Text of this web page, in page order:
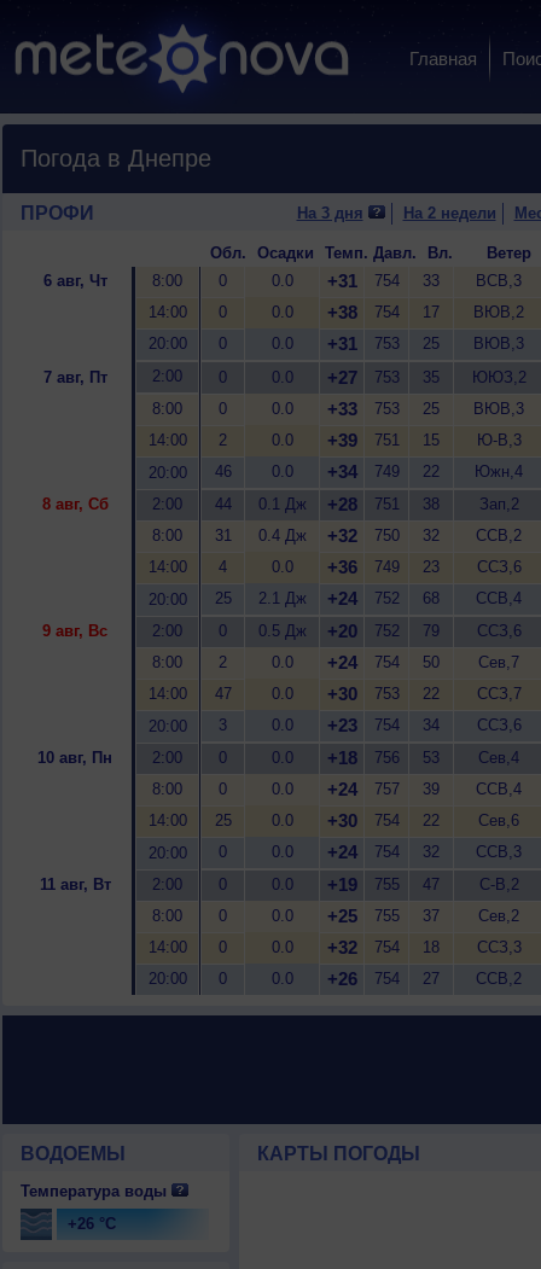
Главная
Погода в Днепре
ПРОФИ На 3 дня На 2 недели
Обл. Осадки Темп. Давл. Вл.
Ветер
6 авг, Чт
8:00 0 0.0 +31 754 33
ВСВ,3
14:00
0 0.0 +38 754 17
ВЮВ,2
20:00
0 0.0 +31 753 25
ВЮВ,3
7 авг, Пт
2:00 0 0.0 +27 753 35
ЮЮЗ,2
8:00
0 0.0 +33 753 25
ВЮВ,3
14:00
2 0.0 +39 751 15
Ю-В,3
20:00
46 0.0 +34 749 22
Южн,4
8 авг, Сб
2:00 44 0.1 Дж +28 751 38
Зап,2
8:00
31 0.4 Дж +32 750 32
ССВ,2
14:00
4 0.0 +36 749 23
ССЗ,6
20:00
25 2.1 Дж +24 752 68
ССВ,4
9 авг, Вс
2:00 0 0.5 Дж +20 752 79
ССЗ,6
8:00
2 0.0 +24 754 50
Сев,7
14:00
47 0.0 +30 753 22
ССЗ,7
20:00
3 0.0 +23 754 34
ССЗ,6
10 авг, Пн
2:00 0 0.0 +18 756 53
Сев,4
8:00
0 0.0 +24 757 39
ССВ,4
14:00
25 0.0 +30 754 22
Сев,6
20:00
0 0.0 +24 754 32
ССВ,3
11 авг, Вт
2:00 0 0.0 +19 755 47
С-В,2
8:00
0 0.0 +25 755 37
Сев,2
14:00
0 0.0 +32 754 18
ССЗ,3
20:00
0 0.0 +26 754 27 ССВ,2
ВОДОЕМЫ
Температура воды
+26 °C
КАРТЫ ПОГОДЫ